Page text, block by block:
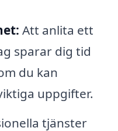
Att anlita ett
sparar dig tid
du kan
uppgifter.
tjänster